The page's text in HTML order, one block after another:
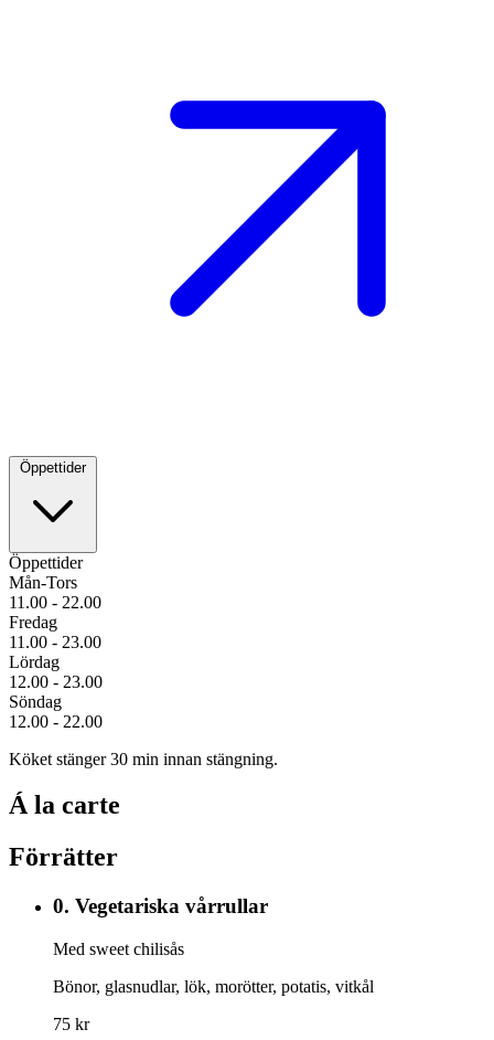
Öppettider
Öppettider
Mån-Tors
11.00 - 22.00
Fredag
11.00 - 23.00
Lördag
12.00 - 23.00
Söndag
12.00 - 22.00
Köket stänger 30 min innan stängning.
Á la carte
Förrätter
0. Vegetariska vårrullar
Med sweet chilisås
Bönor, glasnudlar, lök, morötter, potatis, vitkål
75 kr